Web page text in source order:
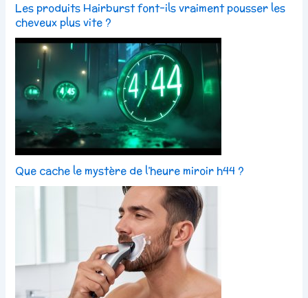
Les produits Hairburst font-ils vraiment pousser les
cheveux plus vite ?
Que cache le mystère de l’heure miroir h44 ?